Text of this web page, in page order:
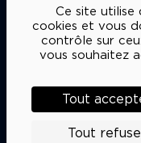
Ce site utilise
cookies et vous
contrôle sur
vous souhaitez
Tout
Tout
Inscrivez-vous à
Suivez-nous sur les